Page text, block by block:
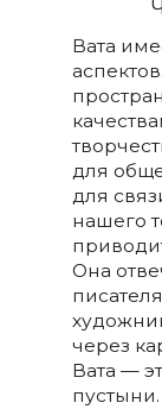
Вата
для
для
нашего
Она
через
Вата —
пустыни.